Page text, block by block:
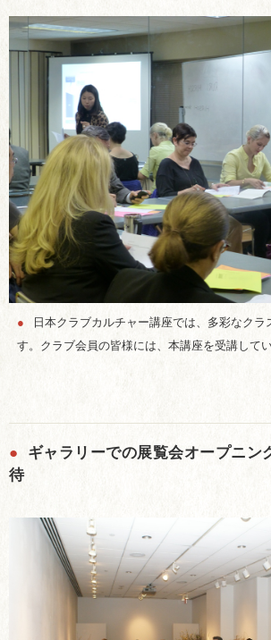
●
日本クラブカルチャー講座では、多彩なクラ
す。クラブ会員の皆様には、本講座を受講して
●
ギャラリーでの展覧会オープニン
待